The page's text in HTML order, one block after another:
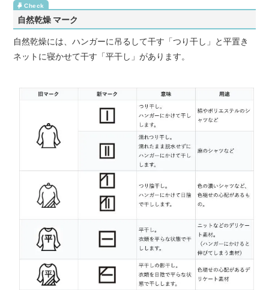
自然乾燥 マーク
自然乾燥には、ハンガーに吊るして干す「つり干し」と平置き
ネットに寝かせて干す「平干し」があります。